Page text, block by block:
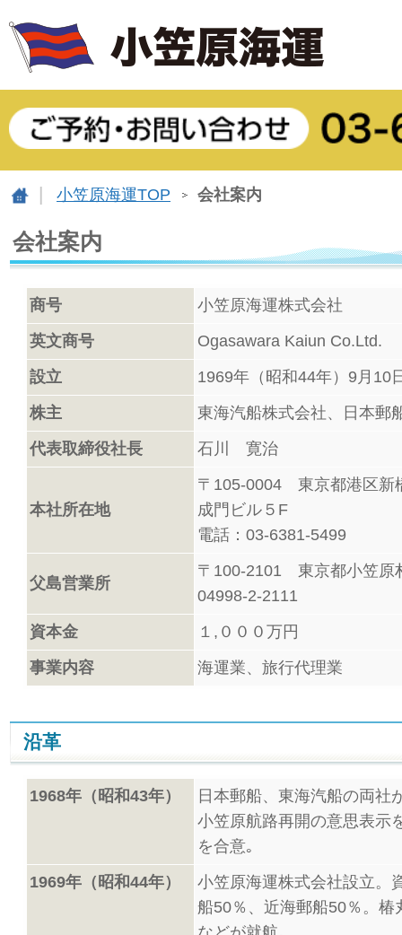
小笠原海運TOP 会社案内
会社案内
商号
小笠原海運株式会社
英文商号
Ogasawara Kaiun Co.Ltd.
設立
1969年（昭和44年）9月10
株主
東海汽船株式会社、日本郵
代表取締役社長
石川 寛治
本社所在地
〒105-0004 東京都港区
成門ビル５F
電話：03-6381-5499
父島営業所
〒100-2101 東京都小笠
04998-2-2111
資本金
１,０００万円
事業内容
海運業、旅行代理業
沿革
1968年（昭和43年）
日本郵船、東海汽船の両社
小笠原航路再開の意思表示
を合意｡
1969年（昭和44年）
小笠原海運株式会社設立。
船50％、近海郵船50％。椿